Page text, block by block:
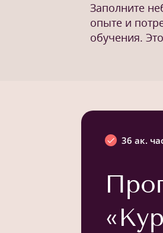
Заполните
опыте и
обучения.
36 ак.